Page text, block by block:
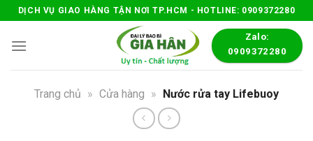
Skip
to
content
DỊCH VỤ GIAO HÀNG TẬN NƠI TP.HCM - HOTLINE: 0909372280
Zalo:
0909372280
Trang chủ » Cửa hàng » Nước rửa tay Lifebuoy